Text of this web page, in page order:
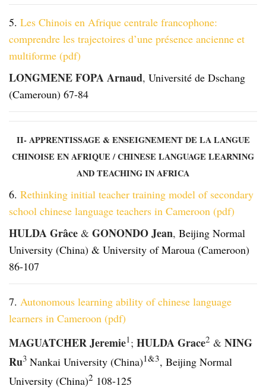
5. Les Chinois en Afrique centrale francophone:
comprendre les trajectoires d’une présence ancienne et
multiforme (pdf)
LONGMENE FOPA Arnaud, Université de Dschang
(Cameroun) 67-84
II- APPRENTISSAGE & ENSEIGNEMENT DE LA LANGUE
CHINOISE EN AFRIQUE / CHINESE LANGUAGE LEARNING
AND TEACHING IN AFRICA
6. Rethinking initial teacher training model of secondary
school chinese language teachers in Cameroon (pdf)
HULDA Grâce & GONONDO Jean, Beijing Normal
University (China) & University of Maroua (Cameroon)
86-107
7. Autonomous learning ability of chinese language
learners in Cameroon (pdf)
MAGUATCHER Jeremie1; HULDA Grace2 & NING
Ru3 Nankai University (China)1&3, Beijing Normal
University (China)2 108-125